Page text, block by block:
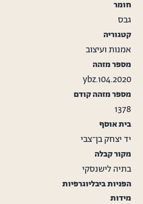
חומר
גבס
קטגוריה
אמנות ועיצוב
מספר מזהה
ybz.104.2020
מספר מזהה קודם
1378
בית אוסף
יד יצחק בן־צבי
מקור קבלה
בתיה לישנסקי
הפניות ביבליוגרפיות
מידות